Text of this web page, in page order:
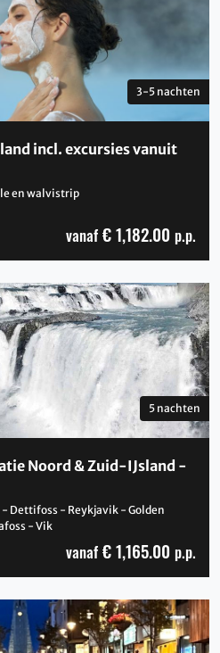
incl. excursies vanuit
en walvistrip
3-5 nachten
vanaf € 1,182.00 p.p.
Noord & Zuid-IJsland -
Dettifoss - Reykjavik - Golden
- Vik
5 nachten
vanaf € 1,165.00 p.p.